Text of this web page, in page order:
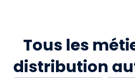
Tous les
distribution